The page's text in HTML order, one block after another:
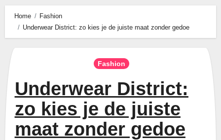
Home
Fashion
Underwear District: zo kies je de juiste maat zonder gedoe
Fashion
Underwear District:
zo kies je de juiste
maat zonder gedoe